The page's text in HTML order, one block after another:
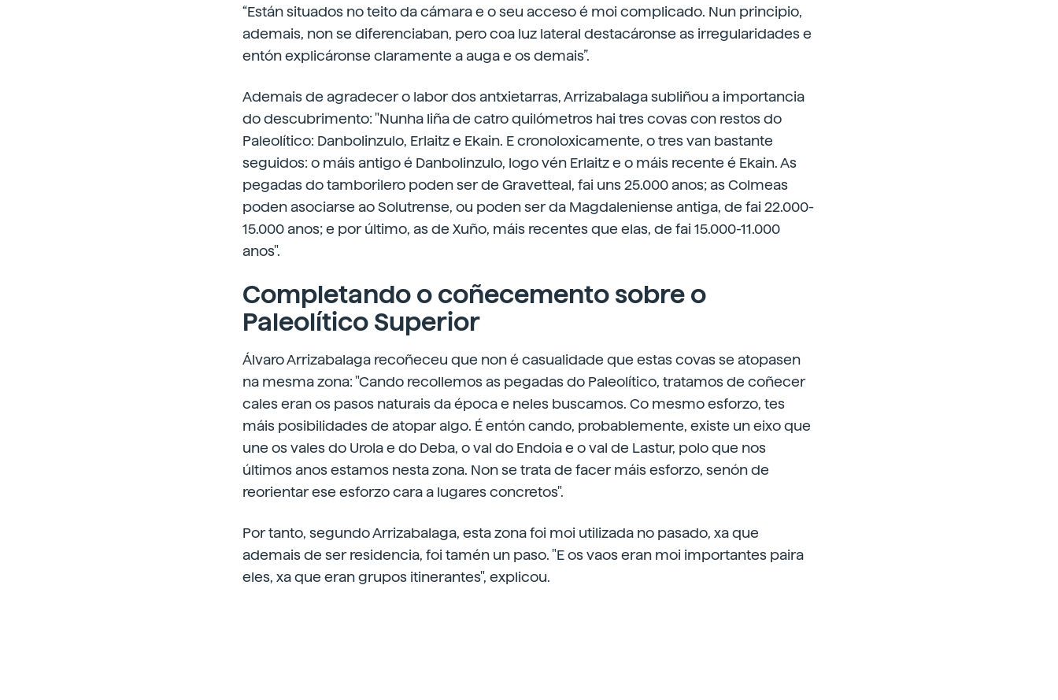
“Están situados no teito da cámara e o seu acceso é moi complicado. Nun principio,
ademais, non se diferenciaban, pero coa luz lateral destacáronse as irregularidades e
entón explicáronse claramente a auga e os demais”.
Ademais de agradecer o labor dos antxietarras, Arrizabalaga subliñou a importancia
do descubrimento: "Nunha liña de catro quilómetros hai tres covas con restos do
Paleolítico: Danbolinzulo, Erlaitz e Ekain. E cronoloxicamente, o tres van bastante
seguidos: o máis antigo é Danbolinzulo, logo vén Erlaitz e o máis recente é Ekain. As
pegadas do tamborilero poden ser de Gravetteal, fai uns 25.000 anos; as Colmeas
poden asociarse ao Solutrense, ou poden ser da Magdaleniense antiga, de fai 22.000-
15.000 anos; e por último, as de Xuño, máis recentes que elas, de fai 15.000-11.000
anos".
Completando o coñecemento sobre o
Paleolítico Superior
Álvaro Arrizabalaga recoñeceu que non é casualidade que estas covas se atopasen
na mesma zona: "Cando recollemos as pegadas do Paleolítico, tratamos de coñecer
cales eran os pasos naturais da época e neles buscamos. Co mesmo esforzo, tes
máis posibilidades de atopar algo. É entón cando, probablemente, existe un eixo que
une os vales do Urola e do Deba, o val do Endoia e o val de Lastur, polo que nos
últimos anos estamos nesta zona. Non se trata de facer máis esforzo, senón de
reorientar ese esforzo cara a lugares concretos".
Por tanto, segundo Arrizabalaga, esta zona foi moi utilizada no pasado, xa que
ademais de ser residencia, foi tamén un paso. "E os vaos eran moi importantes paira
eles, xa que eran grupos itinerantes", explicou.